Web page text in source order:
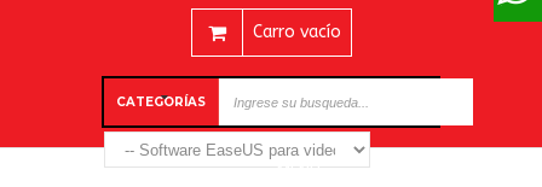
Carro vacío
CATEGORÍAS